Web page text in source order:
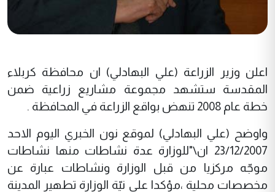
اعلن وزير الزراعة (علي البهادلي) ان محافظة كربلاء
المقدسة ستشهد مجموعة مشاريع زراعية ضمن
خطة عام 2008 تنهض بواقع الزراعة في المحافظة .
واوضح (علي البهادلي) لموقع نون الخبري اليوم الاحد
23/12/2007 ان\"للوزارة عدة نشاطات منها نشاطات
موجّه مركزيا من قبل الوزارة ونشاطات عبارة عن
مخصصات محلية ،مؤكدا على نيّة الوزارة تطهير المدينة